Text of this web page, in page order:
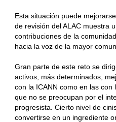
Esta situación puede
de revisión del ALAC muestra
contribuciones de la
hacia la voz de la mayor
Gran parte de este reto se
activos, más determinados,
con la ICANN como en las
que no se preocupan por el
progresista. Cierto nivel de
convertirse en un ingrediente